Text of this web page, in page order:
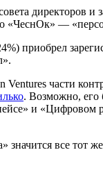
директоров
«ЧеснОк» —
приобрел
Ventures части
. Возможно, его
и
значится все тот